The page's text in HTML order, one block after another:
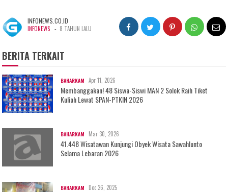
INFONEWS.CO.ID
INFONEWS - 8 TAHUN LALU
BERITA TERKAIT
BAHARKAM Apr 11, 2026
Membanggakan! 48 Siswa-Siswi MAN 2 Solok Raih Tiket
Kuliah Lewat SPAN-PTKIN 2026
BAHARKAM Mar 30, 2026
41.448 Wisatawan Kunjungi Obyek Wisata Sawahlunto
Selama Lebaran 2026
BAHARKAM Dec 26, 2025